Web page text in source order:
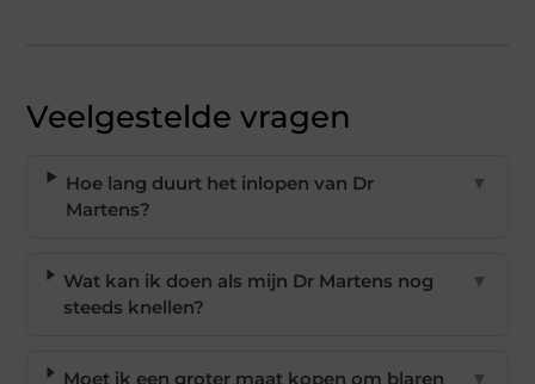
Veelgestelde vragen
Hoe lang duurt het inlopen van Dr
Martens?
▼
Wat kan ik doen als mijn Dr Martens nog
steeds knellen?
▼
Moet ik een groter maat kopen om blaren ▼